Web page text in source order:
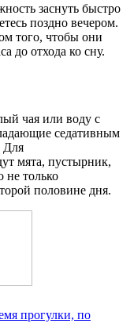
заснуть быстро
поздно вечером.
того, чтобы они
до отхода ко сну.
чая или воду с
седативным
Для
мята, пустырник,
не только
половине дня.
прогулки, по